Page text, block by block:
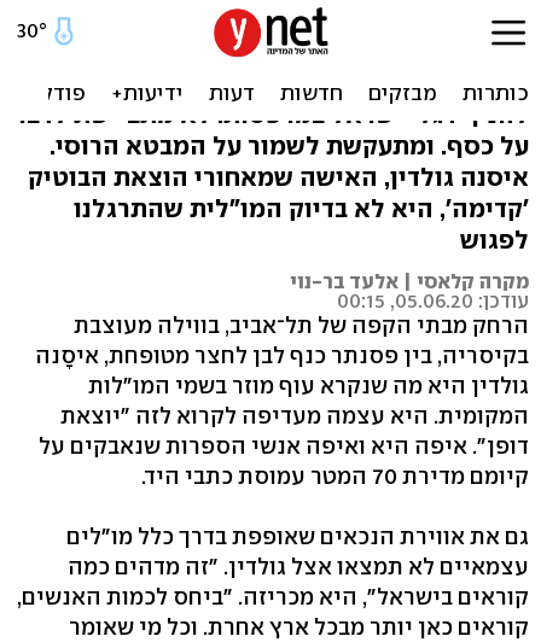
מקרה קלאסי
היא חושבת ששוק הספרים במצב מצוין. קוראת
להניף דגלי ישראל במרפסות. לא מתביישת לדבר
על כסף. ומתעקשת לשמור על המבטא הרוסי.
איסנה גולדין, האישה שמאחורי הוצאת הבוטיק
'קדימה', היא לא בדיוק המו"לית שהתרגלנו
לפגוש
מקרה קלאסי | אלעד בר-נוי
עודכן: 05.06.20, 00:15
הרחק מבתי הקפה של תל־אביב, בווילה מעוצבת
בקיסריה, בין פסנתר כנף לבן לחצר מטופחת, איסָנה
גולדין היא מה שנקרא עוף מוזר בשמי המו"לות
המקומית. היא עצמה מעדיפה לקרוא לזה "יוצאת
דופן". איפה היא ואיפה אנשי הספרות שנאבקים על
קיומם מדירת 70 המטר עמוסת כתבי היד.
גם את אווירת הנכאים שאופפת בדרך כלל מו"לים
עצמאיים לא תמצאו אצל גולדין. "זה מדהים כמה
קוראים בישראל", היא מכריזה. "ביחס לכמות האנשים,
קוראים כאן יותר מבכל ארץ אחרת. וכל מי שאומר